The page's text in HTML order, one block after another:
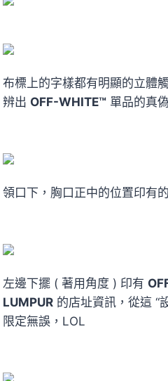
布標上的字樣都有明顯的立體
辨出 OFF-WHITE™ 單品的真
領口下，胸口正中的位置印有
左邊下擺 ( 著用角度 ) 印有
LUMPUR 的店址資訊，從這 “
限定無誤，LOL